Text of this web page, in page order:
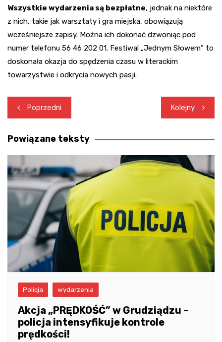
Wszystkie wydarzenia są bezpłatne, jednak na niektóre
z nich, takie jak warsztaty i gra miejska, obowiązują
wcześniejsze zapisy. Można ich dokonać dzwoniąc pod
numer telefonu 56 46 202 01. Festiwal „Jednym Słowem” to
doskonała okazja do spędzenia czasu w literackim
towarzystwie i odkrycia nowych pasji.
Nawigacja
wpisu
Poprzedni Kolejny
Powiązane teksty
Policja wydarzenia
Akcja „PRĘDKOŚĆ” w Grudziądzu –
policja intensyfikuje kontrole
prędkości!